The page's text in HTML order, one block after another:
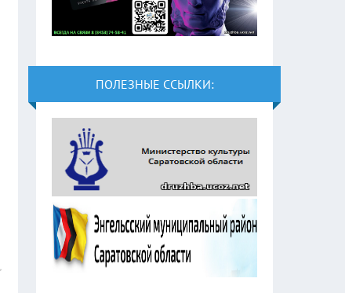
ПОЛЕЗНЫЕ ССЫЛКИ: